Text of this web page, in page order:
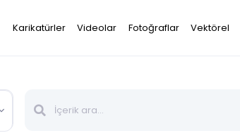
Karikatürler Videolar Fotoğraflar Vektörel